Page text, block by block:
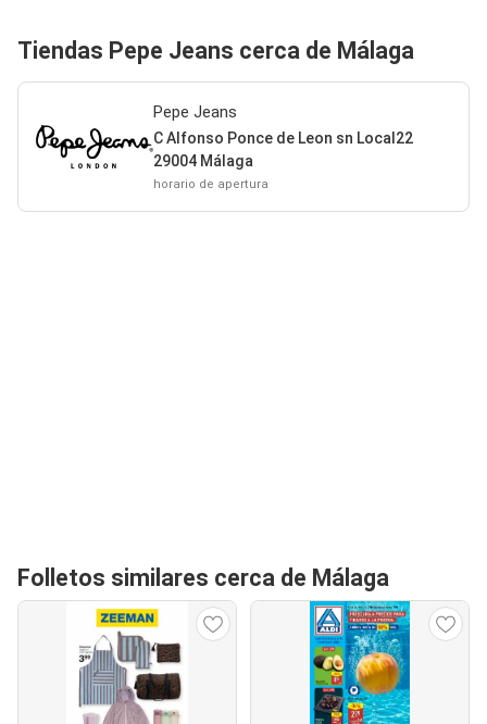
Tiendas Pepe Jeans cerca de Málaga
Pepe Jeans
C Alfonso Ponce de Leon sn Local22
29004 Málaga
horario de apertura
Folletos similares cerca de Málaga